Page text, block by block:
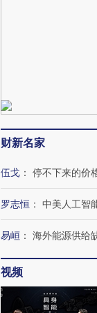
财新名家
伍戈 ： 停不下来的价
罗志恒 ： 中美人工智
易峘 ： 海外能源供给
视频